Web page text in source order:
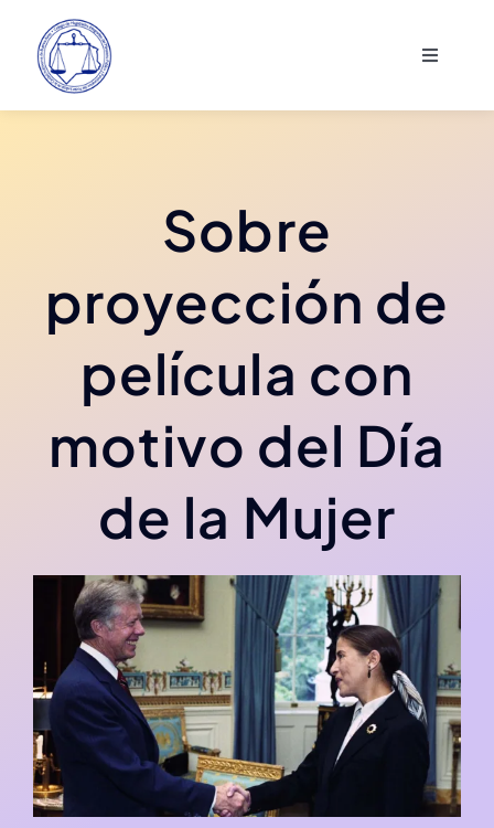
contenido
Toggle
Institucional
Comunicación
Sobre
proyección de
película con
motivo del Día
de la Mujer
Fecha de publicación: 08/03/2019 Sección:Comunicados
Tiempo de lectura: 0,6 minutos